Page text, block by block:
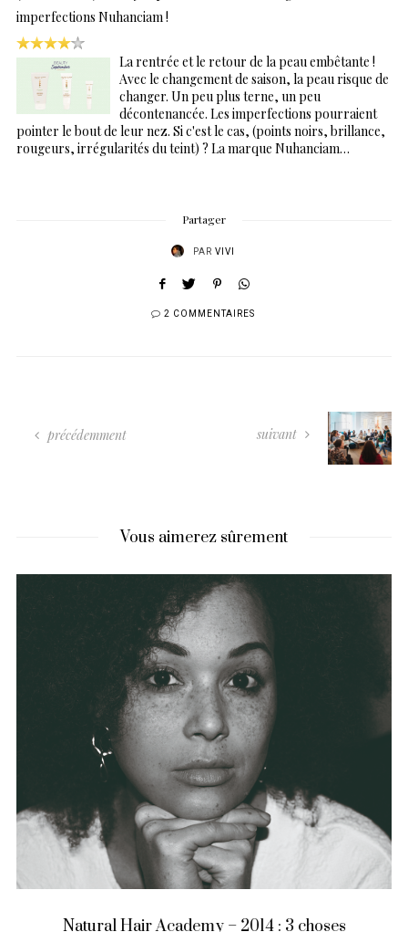
imperfections Nuhanciam !
La rentrée et le retour de la peau embêtante !
Avec le changement de saison, la peau risque de
changer. Un peu plus terne, un peu
décontenancée. Les imperfections pourraient
pointer le bout de leur nez. Si c'est le cas, (points noirs, brillance,
rougeurs, irrégularités du teint) ? La marque Nuhanciam…
Partager
PAR VIVI
2 COMMENTAIRES
précédemment suivant
Vous aimerez sûrement
Natural Hair Academy – 2014 : 3 choses